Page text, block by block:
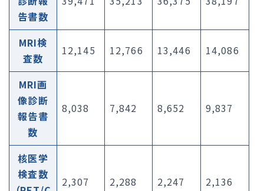
告書数
MRI検
査数
12,145 12,766 13,446 14,086
MRI画
像診断
報告書
数
8,038 7,842 8,652 9,837
核医学
検査数
2,307 2,288 2,247 2,136